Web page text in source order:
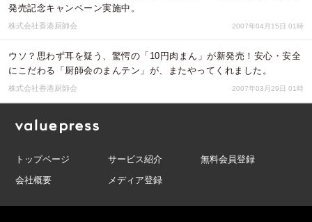
発売記念キャンペーン実施中。
株式会社香港厨師会 2007年04月15日 01時
ウソ？思わず耳を疑う、驚愕の「10円肉まん」が新発売！安心・安全
にこだわる「厨師会のまんテン」が、またやってくれました。
株式会社香港厨師会 2007年03月29日 01時
トップページ サービス紹介
無料会員登録
会社概要
メディア登録